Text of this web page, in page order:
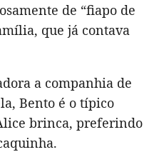
de “fiapo de
que já contava
a companhia de
Bento é o típico
brinca, preferindo